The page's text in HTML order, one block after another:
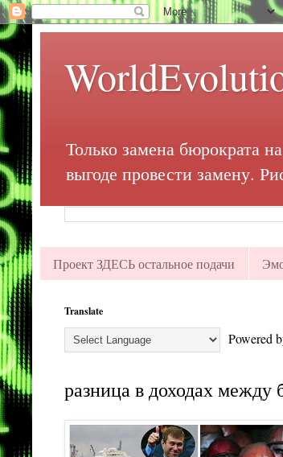
Только замена бюрократа
выгоде провести замену.
Проект ЗДЕСЬ остальное подачи
Translate
Powered
разница в доходах между